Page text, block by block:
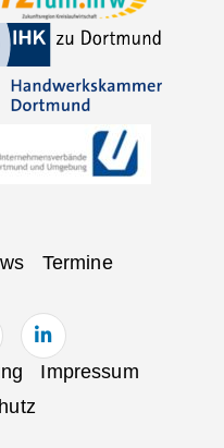
Termine
Impressum